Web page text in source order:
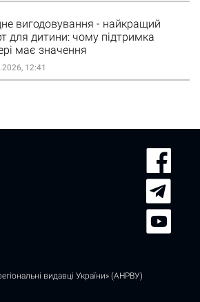
вигодовування - найкращий
для дитини: чому підтримка
має значення
12:41
видавці України» (АНРВУ)